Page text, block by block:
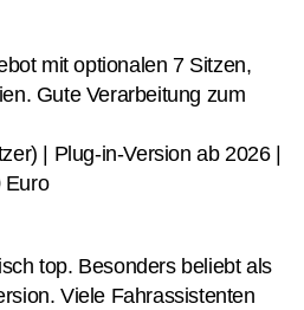
mit optionalen 7 Sitzen,
Gute Verarbeitung zum
| Plug-in-Version ab 2026 |
Euro
top. Besonders beliebt als
Viele Fahrassistenten